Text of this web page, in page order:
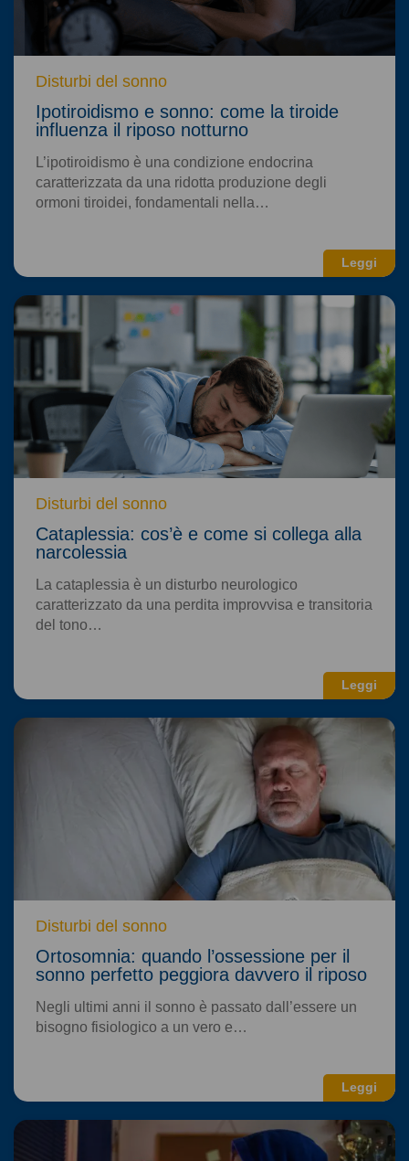
Leggi
Disturbi del sonno
Ipotiroidismo e sonno: come la tiroide
influenza il riposo notturno
L’ipotiroidismo è una condizione endocrina
caratterizzata da una ridotta produzione degli
ormoni tiroidei, fondamentali nella…
Leggi
Disturbi del sonno
Cataplessia: cos’è e come si collega alla
narcolessia
La cataplessia è un disturbo neurologico
caratterizzato da una perdita improvvisa e transitoria
del tono…
Leggi
Disturbi del sonno
Ortosomnia: quando l’ossessione per il
sonno perfetto peggiora davvero il riposo
Negli ultimi anni il sonno è passato dall’essere un
bisogno fisiologico a un vero e…